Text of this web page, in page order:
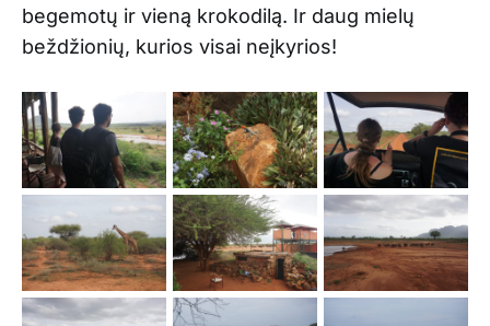
begemotų ir vieną krokodilą. Ir daug mielų
beždžionių, kurios visai neįkyrios!